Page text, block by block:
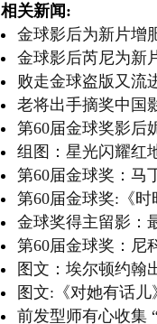
相关新闻:
金球影后为新片增
金球影后芮尼为新
败走金球盗版又流
老将出手摘奖中国
第60届金球奖影后
组图：星光闪耀红
第60届金球奖：马
第60届金球奖:《
金球奖得主留影：
第60届金球奖：尼
图文：埃尔顿约翰
图文:《对她有话
前发型师有心收集